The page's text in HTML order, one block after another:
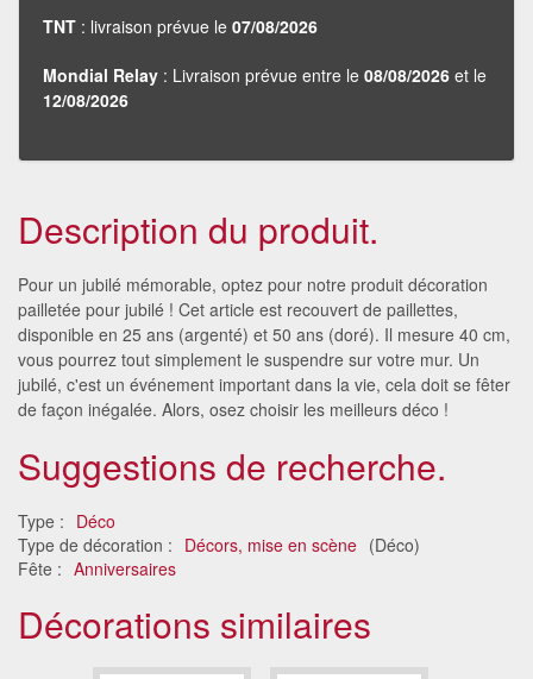
TNT : livraison prévue le 07/08/2026
Mondial Relay : Livraison prévue entre le 08/08/2026 et le
12/08/2026
Description du produit.
Pour un jubilé mémorable, optez pour notre produit décoration
pailletée pour jubilé ! Cet article est recouvert de paillettes,
disponible en 25 ans (argenté) et 50 ans (doré). Il mesure 40 cm,
vous pourrez tout simplement le suspendre sur votre mur. Un
jubilé, c'est un événement important dans la vie, cela doit se fêter
de façon inégalée. Alors, osez choisir les meilleurs déco !
Suggestions de recherche.
Type : Déco
Type de décoration : Décors, mise en scène (Déco)
Fête : Anniversaires
Décorations similaires